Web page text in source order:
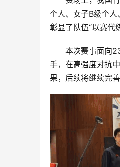
个人、女子B级个人
彰显了队伍“以赛代
本次赛事面向
手，在高强度对抗
果，后续将继续完